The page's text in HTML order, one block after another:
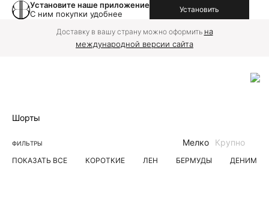
Установите наше приложение
С ним покупки удобнее
Установить
Доставку в вашу страну можно оформить на
международной версии сайта
Шорты
ФИЛЬТРЫ
ПОКАЗАТЬ ВСЕ КОРОТКИЕ ЛЕН БЕРМУДЫ ДЕНИМ
Мелко Крупно